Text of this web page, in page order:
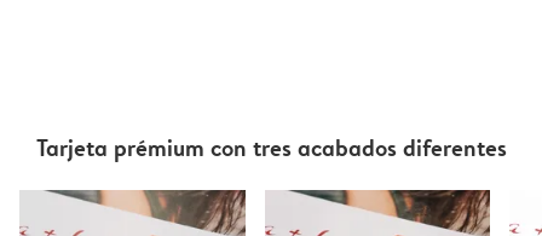
Tarjeta prémium con tres acabados diferentes